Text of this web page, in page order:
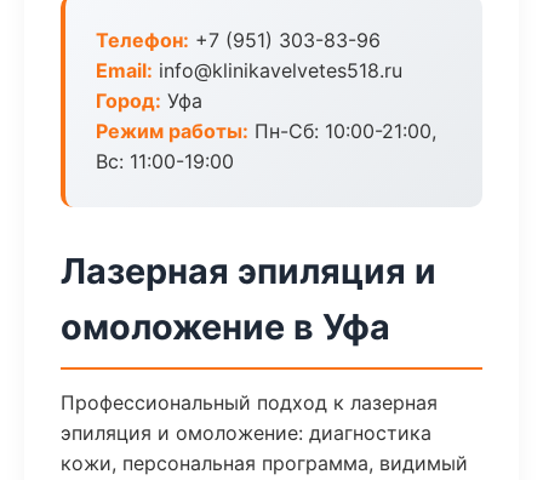
Телефон: +7 (951) 303-83-96
Email: info@klinikavelvetes518.ru
Город: Уфа
Режим работы: Пн-Сб: 10:00-21:00,
Вс: 11:00-19:00
Лазерная эпиляция и
омоложение в Уфа
Профессиональный подход к лазерная
эпиляция и омоложение: диагностика
кожи, персональная программа, видимый